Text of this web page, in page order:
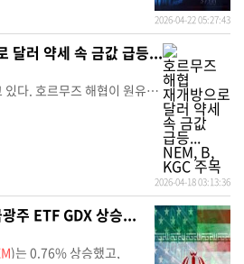
2026-04-22 05:27:43
달러 약세 속 금값 급등...
다. 호르무즈 해협이 원유
것이라는 투자자들의 우려로
자산인 금은 금리가 낮을 때
이제 투자자들은 이란 전쟁의
으로 금에 다시 몰려들고
는 달러 금
저치로 하락하며 이란과의
2026-04-18 03:13:36
주 ETF GDX 상승...
)는 0.76% 상승했고,